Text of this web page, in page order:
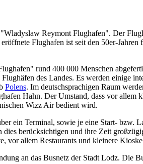
Reymont Flughafen". Der
Flughafen ist seit den 50er-
rund 400 000 Menschen
des Landes. Es werden einige
Polens. Im deutschsprachigen Raum
Hahn. Der Umstand, dass vor
Wizz Air bedient wird.
ein Terminal, sowie je eine Start- bzw.
dies berücksichtigen und ihre Zeit
vor allem Restaurants und kleinere
an das Busnetz der Stadt Lodz. Die